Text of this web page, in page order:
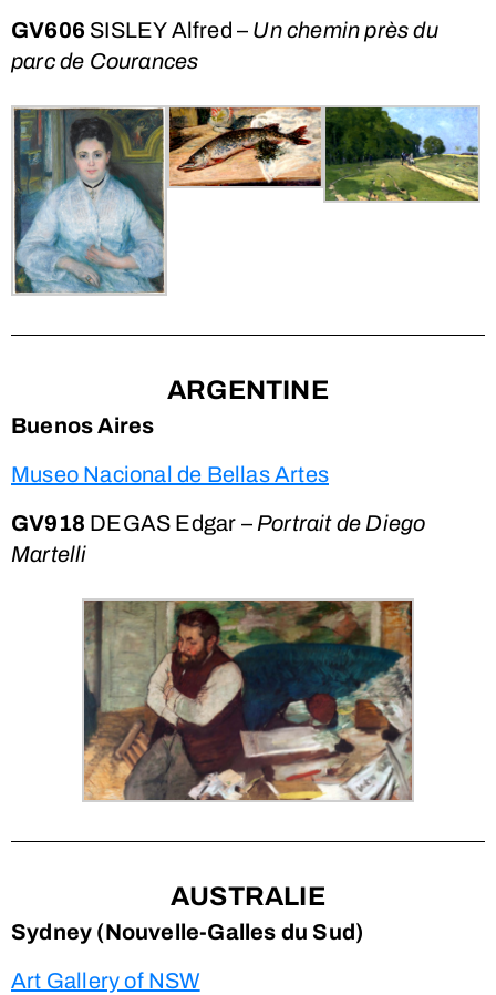
GV606 SISLEY Alfred – Un chemin près du
parc de Courances
ARGENTINE
Buenos Aires
Museo Nacional de Bellas Artes
GV918 DEGAS Edgar –Portrait de Diego
Martelli
AUSTRALIE
Sydney (Nouvelle-Galles du Sud)
Art Gallery of NSW